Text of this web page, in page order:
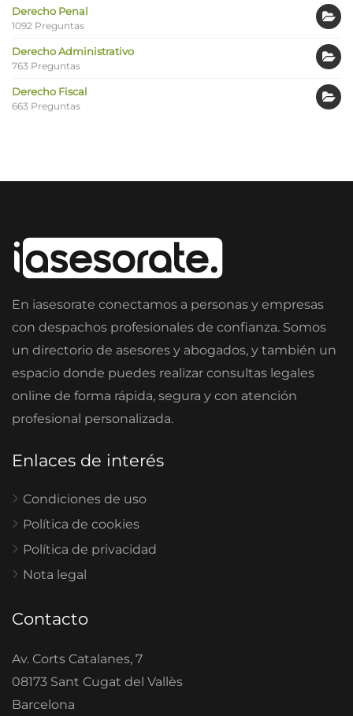
Derecho Penal
1092 Preguntas
Derecho Administrativo
763 Preguntas
Derecho Fiscal
663 Preguntas
En iasesorate conectamos a personas y empresas
con despachos profesionales de confianza. Somos
un directorio de asesores y abogados, y también un
espacio donde puedes realizar consultas legales
online de forma rápida, segura y con atención
profesional personalizada.
Enlaces de interés
Condiciones de uso
Política de cookies
Política de privacidad
Nota legal
Contacto
Av. Corts Catalanes, 7
08173 Sant Cugat del Vallès
Barcelona